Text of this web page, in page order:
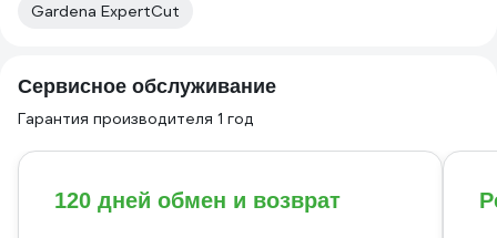
Gardena ExpertCut
Сервисное обслуживание
Гарантия производителя 1 год
120 дней обмен и возврат